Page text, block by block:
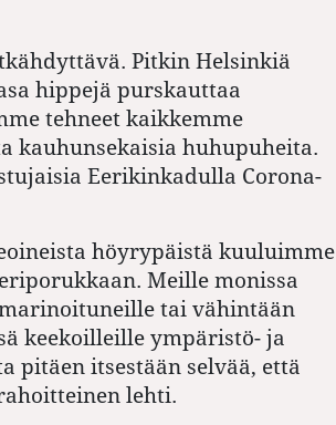
Pitkin Helsinkiä
hippejä purskauttaa
tehneet kaikkemme
kauhunsekaisia huhupuheita.
Eerikinkadulla Corona-
höyrypäistä kuuluimme
Meille monissa
tai vähintään
keekoilleille ympäristö- ja
pitäen itsestään selvää, että
lehti.